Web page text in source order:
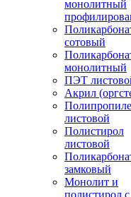
монолитный
сотовый
монолитный
ПЭТ
Акрил
листовой
Полистирол
листовой
замковый
Монолит и
полистирол с